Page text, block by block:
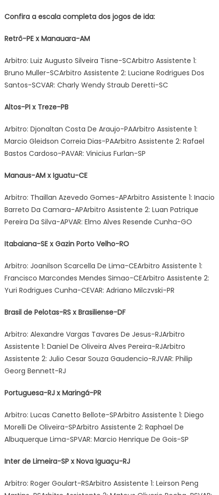
Confira a escala completa dos jogos de ida:
Retrô-PE x Manauara-AM
Arbitro: Luiz Augusto Silveira Tisne-SCArbitro Assistente 1:
Bruno Muller-SCArbitro Assistente 2: Luciane Rodrigues Dos
Santos-SCVAR: Charly Wendy Straub Deretti-SC
Altos-PI x Treze-PB
Arbitro: Djonaltan Costa De Araujo-PAArbitro Assistente 1:
Marcio Gleidson Correia Dias-PAArbitro Assistente 2: Rafael
Bastos Cardoso-PAVAR: Vinicius Furlan-SP
Manaus-AM x Iguatu-CE
Arbitro: Thaillan Azevedo Gomes-APArbitro Assistente 1: Inacio
Barreto Da Camara-APArbitro Assistente 2: Luan Patrique
Pereira Da Silva-APVAR: Elmo Alves Resende Cunha-GO
Itabaiana-SE x Gazin Porto Velho-RO
Arbitro: Joanilson Scarcella De Lima-CEArbitro Assistente 1:
Francisco Marcondes Mendes Simao-CEArbitro Assistente 2:
Yuri Rodrigues Cunha-CEVAR: Adriano Milczvski-PR
Brasil de Pelotas-RS x Brasiliense-DF
Arbitro: Alexandre Vargas Tavares De Jesus-RJArbitro
Assistente 1: Daniel De Oliveira Alves Pereira-RJArbitro
Assistente 2: Julio Cesar Souza Gaudencio-RJVAR: Philip
Georg Bennett-RJ
Portuguesa-RJ x Maringá-PR
Arbitro: Lucas Canetto Bellote-SPArbitro Assistente 1: Diego
Morelli De Oliveira-SPArbitro Assistente 2: Raphael De
Albuquerque Lima-SPVAR: Marcio Henrique De Gois-SP
Inter de Limeira-SP x Nova Iguaçu-RJ
Arbitro: Roger Goulart-RSArbitro Assistente 1: Leirson Peng